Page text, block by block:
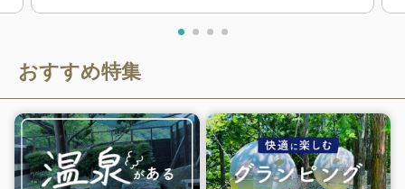
おすすめ特集